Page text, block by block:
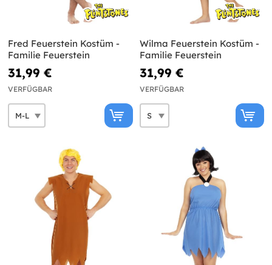
Fred Feuerstein Kostüm -
Familie Feuerstein
31,99 €
VERFÜGBAR
Wilma Feuerstein Kostüm -
Familie Feuerstein
31,99 €
VERFÜGBAR